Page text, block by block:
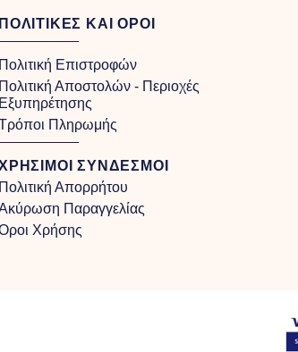
ΠΟΛΙΤΙΚΕΣ ΚΑΙ ΟΡΟΙ
Πολιτική Επιστροφών
Πολιτική Αποστολών - Περιοχές
Εξυπηρέτησης
Πληρωμής
ΣΥΝΔΕΣΜΟΙ
Πολιτική Απορρήτου
Παραγγελίας
Χρήσης